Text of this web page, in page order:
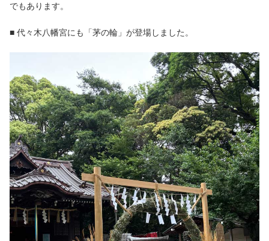
でもあります。
■ 代々木八幡宮にも「茅の輪」が登場しました。